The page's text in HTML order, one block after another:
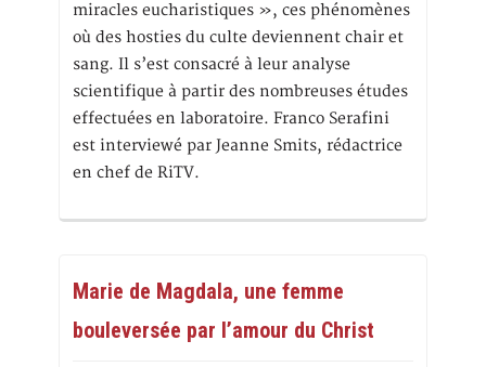
miracles eucharistiques », ces phénomènes
où des hosties du culte deviennent chair et
sang. Il s’est consacré à leur analyse
scientifique à partir des nombreuses études
effectuées en laboratoire. Franco Serafini
est interviewé par Jeanne Smits, rédactrice
en chef de RiTV.
Marie de Magdala, une femme
bouleversée par l’amour du Christ